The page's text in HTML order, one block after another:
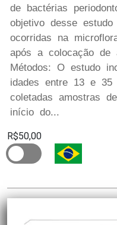
de bactérias
objetivo desse
ocorridas na
após a colocação de
Métodos: O estudo
idades entre 13 e 35
coletadas amostras
início do...
R$50,00